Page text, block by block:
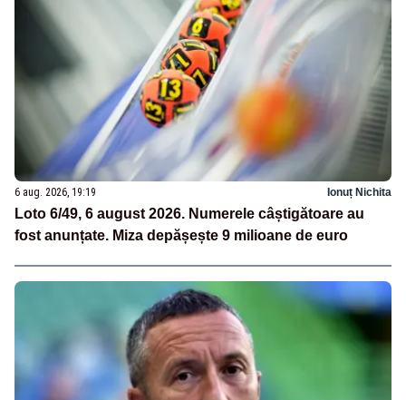
6 aug. 2026, 19:19 Ionuț Nichita
Loto 6/49, 6 august 2026. Numerele câștigătoare au
fost anunțate. Miza depășește 9 milioane de euro